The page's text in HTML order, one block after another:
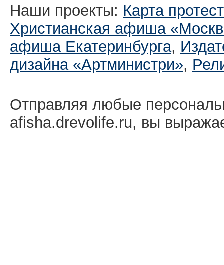
Наши проекты: Карта
Христианская афиша
афиша Екатеринбургa,
дизайна «Артминистри»,
Отправляя любые
afisha.drevolife.ru, вы